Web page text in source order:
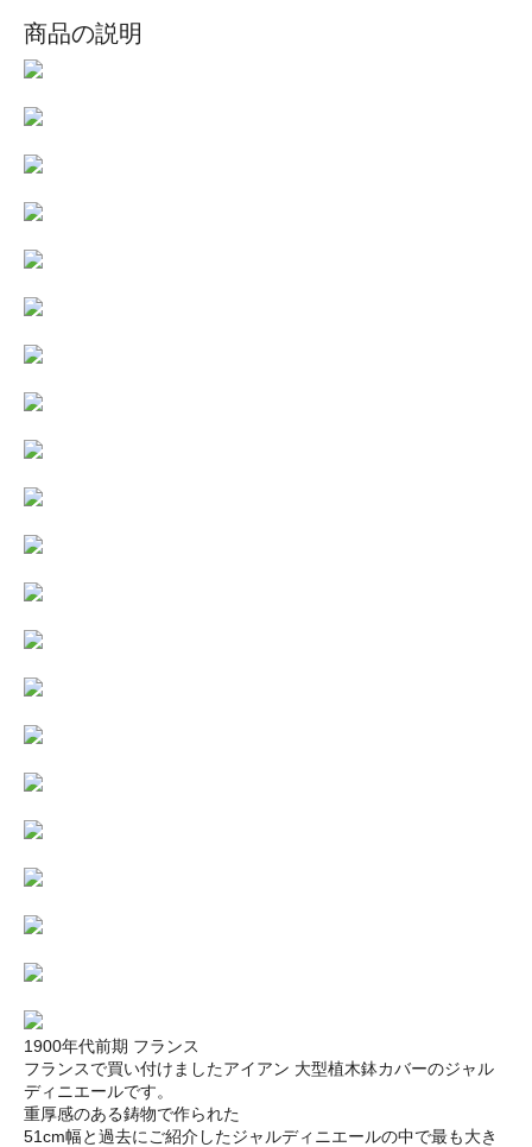
商品の説明
1900年代前期 フランス
フランスで買い付けましたアイアン 大型植木鉢カバーのジャル
ディニエールです。
重厚感のある鋳物で作られた
51cm幅と過去にご紹介したジャルディニエールの中で最も大き